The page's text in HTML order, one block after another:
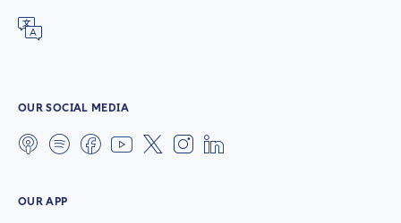
OUR SOCIAL MEDIA
OUR APP